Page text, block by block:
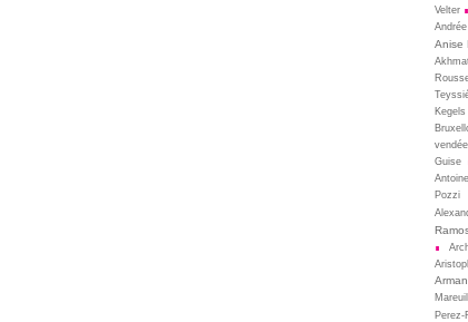
Velter
Anise
Kegels
Guise
Pozzi
Mareuil
Perez-